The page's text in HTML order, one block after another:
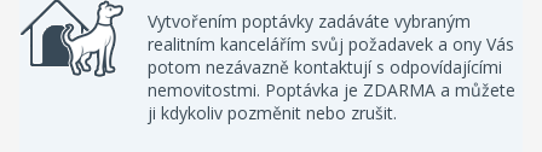
Vytvořením poptávky zadáváte vybraným
realitním kancelářím svůj požadavek a ony Vás
potom nezávazně kontaktují s odpovídajícími
nemovitostmi. Poptávka je ZDARMA a můžete
ji kdykoliv pozměnit nebo zrušit.